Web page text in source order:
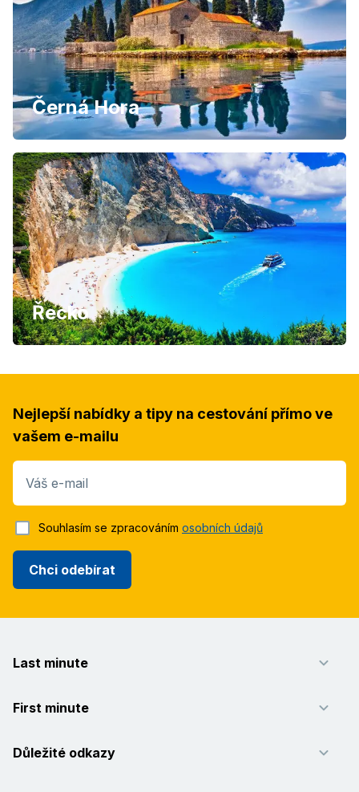
Černá Hora
Řecko
Nejlepší nabídky a tipy na cestování přímo ve
vašem e-mailu
Váš e-mail
Chci odebírat
Souhlasím se zpracováním osobních údajů
Last minute
First minute
Důležité odkazy